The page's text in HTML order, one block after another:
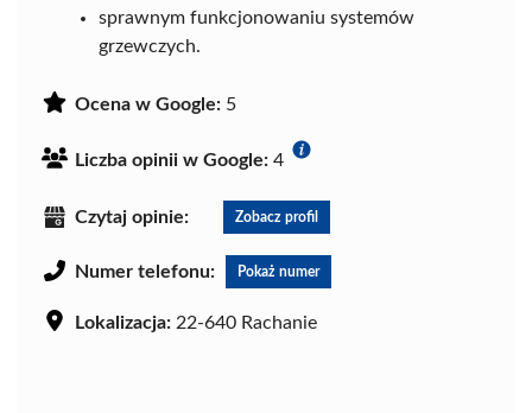
sprawnym funkcjonowaniu systemów
grzewczych.
Ocena w Google: 5
Liczba opinii w Google: 4
Czytaj opinie: Zobacz profil
Numer telefonu: Pokaż numer
Lokalizacja: 22-640 Rachanie